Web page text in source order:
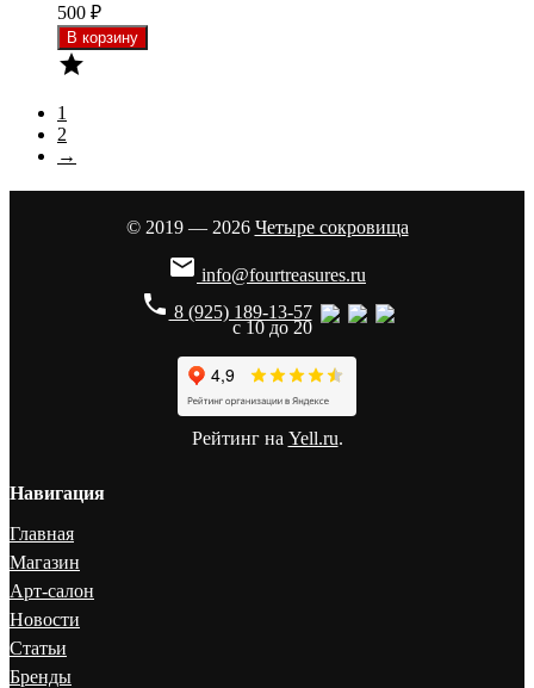
500 ₽

1
2
→
© 2019 — 2026 Четыре сокровища
 info@fourtreasures.ru
phone 8 (925) 189-13-57
с 10 до 20
Рейтинг на Yell.ru.
Навигация
Главная
Магазин
Арт-салон
Новости
Статьи
Бренды